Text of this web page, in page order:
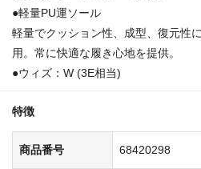
●軽量PU運ソール
軽量でクッション性、成型、復元性
用。常に快適な履き心地を提供。
●ウィズ：W (3E相当)
特徴
商品番号 68420298